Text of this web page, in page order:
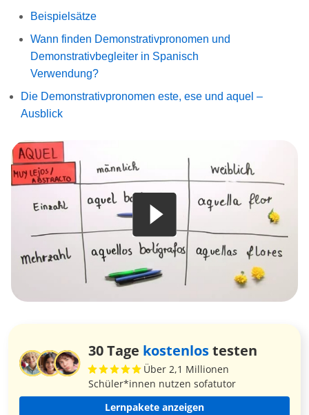
Beispielsätze
Wann finden Demonstrativpronomen und
Demonstrativbegleiter in Spanisch
Verwendung?
Die Demonstrativpronomen este, ese und aquel –
Ausblick
30 Tage kostenlostesten
Über 2,1 Millionen
Schüler*innen nutzen sofatutor
Lernpakete anzeigen